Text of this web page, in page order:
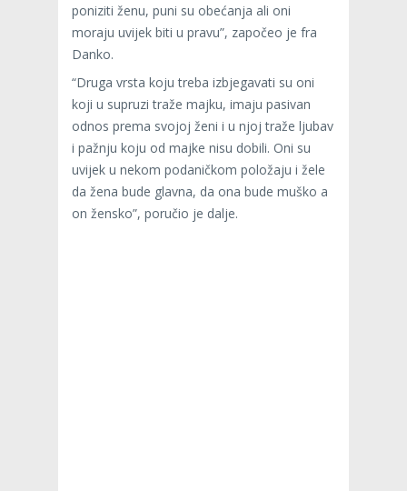
poniziti ženu, puni su obećanja ali oni
moraju uvijek biti u pravu”, započeo je fra
Danko.
“Druga vrsta koju treba izbjegavati su oni
koji u supruzi traže majku, imaju pasivan
odnos prema svojoj ženi i u njoj traže ljubav
i pažnju koju od majke nisu dobili. Oni su
uvijek u nekom podaničkom položaju i žele
da žena bude glavna, da ona bude muško a
on žensko”, poručio je dalje.